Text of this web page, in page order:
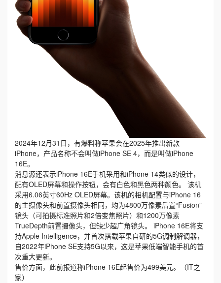
2024年12月31日，有爆料称苹果会在2025年推出新款
iPhone，产品名称不会叫做iPhone SE 4，而是叫做iPhone
16E。
消息源还表示iPhone 16E手机采用和iPhone 14类似的设计，
配有OLED屏幕和操作按钮，会有白色和黑色两种颜色。 该机
采用6.06英寸60Hz OLED屏幕。该机的相机配置与iPhone 16
的主摄像头和前置摄像头相同，均为4800万像素后置“Fusion”
镜头（可拍摄标准照片和2倍变焦照片）和1200万像素
TrueDepth前置摄像头，但缺少超广角镜头。 iPhone 16E将支
持Apple Intelligence，并首次搭载苹果自研的5G调制解调器，
自2022年iPhone SE支持5G以来，这是苹果低端智能手机的首
次重大更新。
售价方面，此前报道称iPhone 16E起售价为499美元。（IT之
家）